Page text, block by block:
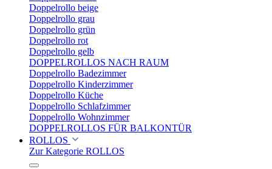
Doppelrollo beige
Doppelrollo grau
Doppelrollo grün
Doppelrollo rot
Doppelrollo gelb
DOPPELROLLOS NACH RAUM
Doppelrollo Badezimmer
Doppelrollo Kinderzimmer
Doppelrollo Küche
Doppelrollo Schlafzimmer
Doppelrollo Wohnzimmer
DOPPELROLLOS FÜR BALKONTÜR
ROLLOS
Zur Kategorie ROLLOS